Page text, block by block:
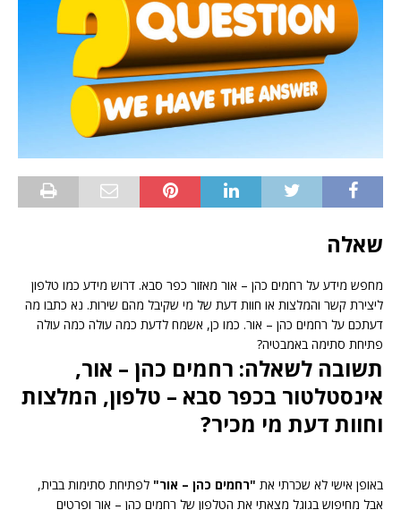
שאלה
מחפש מידע על רחמים כהן – אור מאזור כפר סבא. דרוש מידע כמו טלפון
ליצירת קשר והמלצות או חוות דעת של מי שקיבל מהם שירות. נא כתבו מה
דעתכם על רחמים כהן – אור. כמו כן, אשמח לדעת כמה עולה כמה עולה
פתיחת סתימה באמבטיה?
תשובה לשאלה: רחמים כהן – אור,
אינסטלטור בכפר סבא – טלפון, המלצות
וחוות דעת מי מכיר?
באופן אישי לא שכרתי את "רחמים כהן – אור" לפתיחת סתימות בבית,
אבל מחיפוש בגוגל מצאתי את הטלפון של רחמים כהן – אור ופרטים